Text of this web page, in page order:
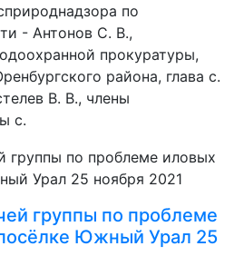
по
- Антонов С. В.,
прокуратуры,
района, глава с.
В. В., члены
с.
группы по проблеме
Южный Урал 25